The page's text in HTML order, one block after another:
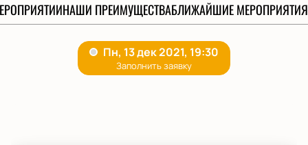
НАШИ ПРЕИМУЩЕСТВАБЛИЖАЙШИЕ МЕРОПРИЯТИЯ